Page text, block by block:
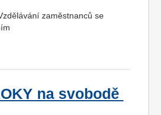
zaměstnanců se
na svobodě